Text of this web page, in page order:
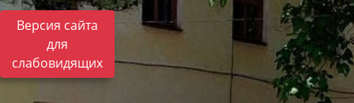
Версия сайта
для
слабовидящих